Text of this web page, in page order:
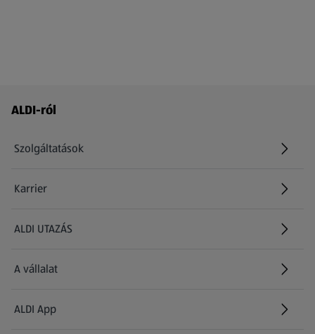
Láblécmenü - további linkek
ALDI-ról
Szolgáltatások
Karrier
(új oldalon nyílik meg)
ALDI UTAZÁS
(új oldalon nyílik meg)
A vállalat
ALDI App